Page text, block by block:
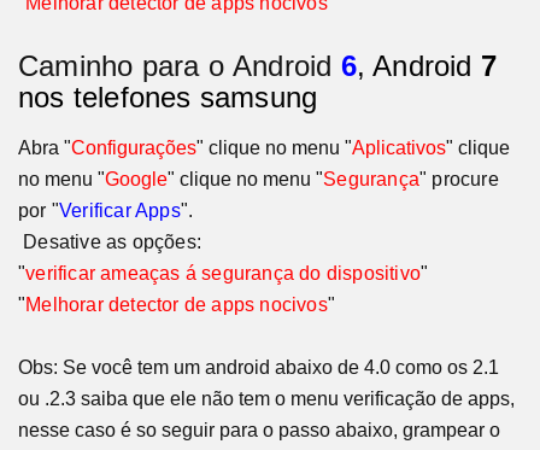
Caminho para o Android 6, Android 7
nos telefones samsung
Abra "Configurações" clique no menu "Aplicativos" clique
no menu "Google" clique no menu "Segurança" procure
por "Verificar Apps".
Desative as opções:
"verificar ameaças á segurança do dispositivo"
"Melhorar detector de apps nocivos"
Obs: Se você tem um android abaixo de 4.0 como os 2.1
ou .2.3 saiba que ele não tem o menu verificação de apps,
nesse caso é so seguir para o passo abaixo, grampear o